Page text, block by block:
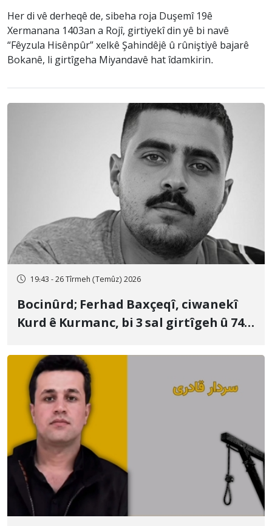
Her di vê derheqê de, sibeha roja Duşemî 19ê
Xermanana 1403an a Rojî, girtiyekî din yê bi navê
“Fêyzula Hisênpûr” xelkê Şahindêjê û rûniştiyê bajarê
Bokanê, li girtîgeha Miyandavê hat îdamkirin.
19:43 - 26 Tîrmeh (Temûz) 2026
Bocinûrd; Ferhad Baxçeqî, ciwanekî
Kurd ê Kurmanc, bi 3 sal girtîgeh û 74